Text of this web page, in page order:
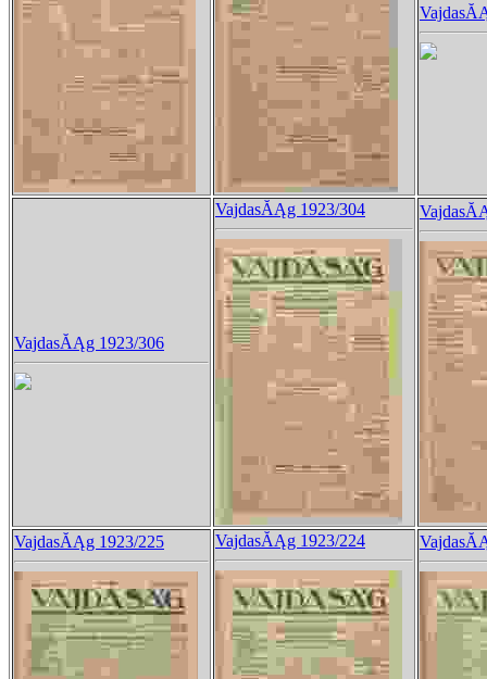
VajdasĂĄg 1923/306
VajdasĂĄg 1923/304
VajdasĂĄg 1923/225 VajdasĂĄg 1923/224